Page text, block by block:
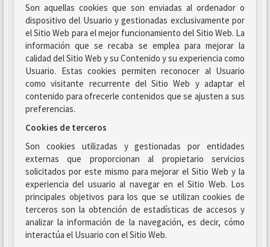
Son aquellas cookies que son enviadas al ordenador o
dispositivo del Usuario y gestionadas exclusivamente por
el Sitio Web para el mejor funcionamiento del Sitio Web. La
información que se recaba se emplea para mejorar la
calidad del Sitio Web y su Contenido y su experiencia como
Usuario. Estas cookies permiten reconocer al Usuario
como visitante recurrente del Sitio Web y adaptar el
contenido para ofrecerle contenidos que se ajusten a sus
preferencias.
Cookies de terceros
Son cookies utilizadas y gestionadas por entidades
externas que proporcionan al propietario servicios
solicitados por este mismo para mejorar el Sitio Web y la
experiencia del usuario al navegar en el Sitio Web. Los
principales objetivos para los que se utilizan cookies de
terceros son la obtención de estadísticas de accesos y
analizar la información de la navegación, es decir, cómo
interactúa el Usuario con el Sitio Web.